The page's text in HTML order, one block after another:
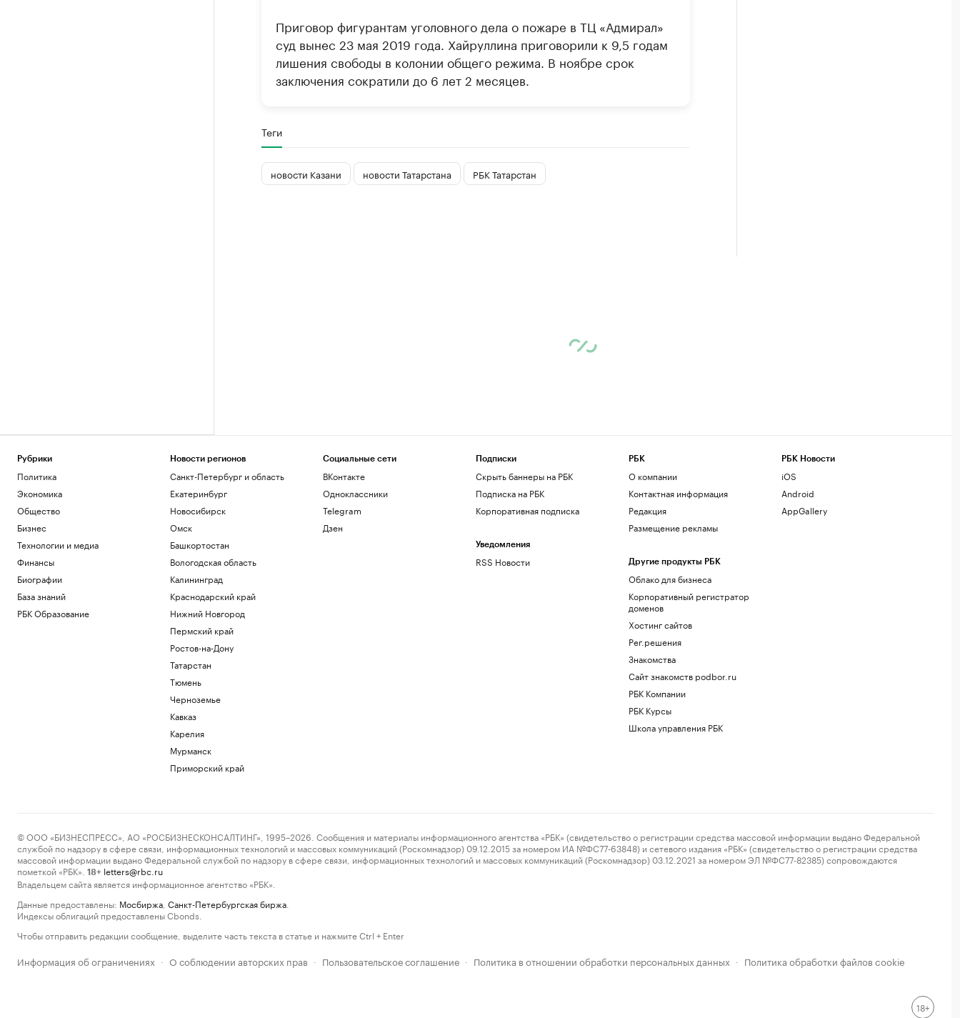
Приговор фигурантам уголовного дела о пожаре в ТЦ «Адмирал»
суд вынес 23 мая 2019 года. Хайруллина приговорили к 9,5 годам
лишения свободы в колонии общего режима. В ноябре срок
заключения сократили до 6 лет 2 месяцев.
Теги
новости Казани новости Татарстана РБК Татарстан
Рубрики
Политика
Экономика
Общество
Бизнес
Технологии и медиа
Финансы
Биографии
База знаний
РБК Образование
Новости регионов
Санкт-Петербург и область
Екатеринбург
Новосибирск
Омск
Башкортостан
Вологодская область
Калининград
Краснодарский край
Нижний Новгород
Пермский край
Ростов-на-Дону
Татарстан
Тюмень
Черноземье
Кавказ
Карелия
Мурманск
Приморский край
Социальные сети
ВКонтакте
Одноклассники
Telegram
Дзен
Подписки
Скрыть баннеры на РБК
Подписка на РБК
Корпоративная подписка
Уведомления
RSS Новости
РБК
О компании
Контактная информация
Редакция
Размещение рекламы
Другие продукты РБК
Облако для бизнеса
Корпоративный регистратор
доменов
Хостинг сайтов
Рег.решения
Знакомства
Сайт знакомств podbor.ru
РБК Компании
РБК Курсы
Школа управления РБК
РБК Новости
iOS
Android
AppGallery
© ООО «БИЗНЕСПРЕСС», АО «РОСБИЗНЕСКОНСАЛТИНГ», 1995–2026. Сообщения и материалы информационного агентства «РБК» (свидетельство о регистрации средства массовой информации выдано Федеральной
службой по надзору в сфере связи, информационных технологий и массовых коммуникаций (Роскомнадзор) 09.12.2015 за номером ИА №ФС77-63848) и сетевого издания «РБК» (свидетельство о регистрации средства
массовой информации выдано Федеральной службой по надзору в сфере связи, информационных технологий и массовых коммуникаций (Роскомнадзор) 03.12.2021 за номером ЭЛ №ФС77-82385) сопровождаются
пометкой «РБК».
18+ letters@rbc.ru
Владельцем сайта является информационное агентство «РБК».
Данные предоставлены: Мосбиржа Санкт-Петербургская биржа
Индексы облигаций предоставлены Cbonds.
Чтобы отправить редакции сообщение, выделите часть текста в статье и нажмите Ctrl + Enter
Информация об ограничениях · О соблюдении авторских прав · Пользовательское соглашение · Политика в отношении обработки персональных данных · Политика обработки файлов cookie
18+